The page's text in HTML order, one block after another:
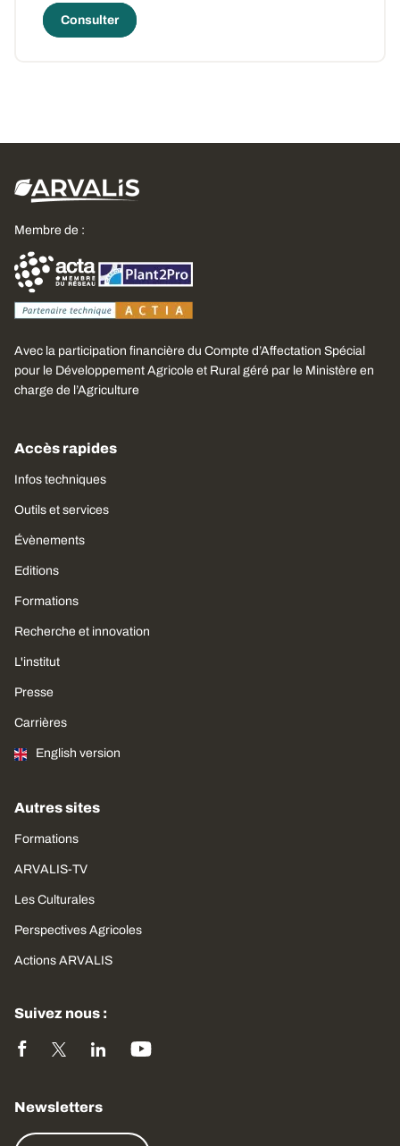
Consulter
Membre de :
Avec la participation financière du Compte d’Affectation Spécial
pour le Développement Agricole et Rural géré par le Ministère en
charge de l’Agriculture
Accès rapides
Infos techniques
Outils et services
Évènements
Editions
Formations
Recherche et innovation
L'institut
Presse
Carrières
English version
Autres sites
Formations
ARVALIS-TV
Les Culturales
Perspectives Agricoles
Actions ARVALIS
Suivez nous :
Newsletters